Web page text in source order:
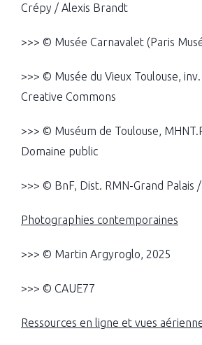
Crépy / Alexis Brandt
>>> © Musée Carnavalet (Paris
>>> © Musée du Vieux Toulouse,
Creative Commons
>>> © Muséum de Toulouse,
Domaine public
>>> © BnF, Dist. RMN-Grand Palais
Photographies contemporaines
>>> © Martin Argyroglo, 2025
>>> © CAUE77
Ressources en ligne et vues